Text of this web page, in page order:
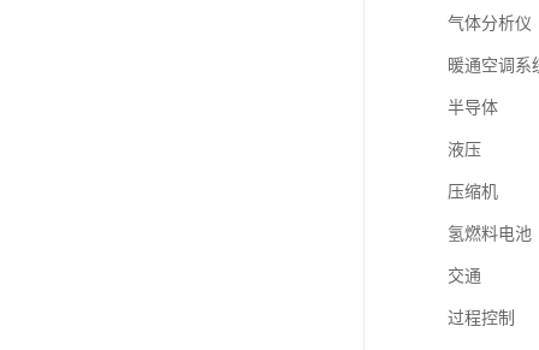
气体分析仪
暖通空调系
半导体
液压
压缩机
氢燃料电池
交通
过程控制